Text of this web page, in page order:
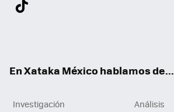
En Xataka México hablamos de...
Investigación
Análisis